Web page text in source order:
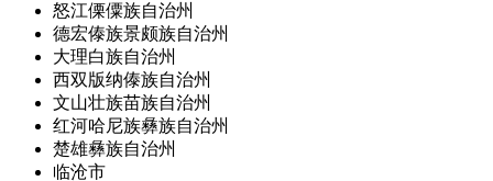
怒江傈僳族自治州
德宏傣族景颇族自治州
大理白族自治州
西双版纳傣族自治州
文山壮族苗族自治州
红河哈尼族彝族自治州
楚雄彝族自治州
临沧市